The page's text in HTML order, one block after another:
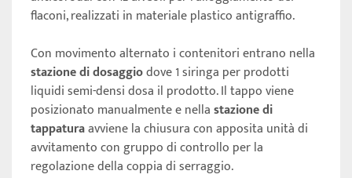
flaconi, realizzati in materiale plastico antigraffio.
stazione di dosaggio dove 1 siringa per prodotti
liquidi semi-densi dosa il prodotto. Il tappo viene
posizionato manualmente e nella stazione di
tappatura avviene la chiusura con apposita unità di
avvitamento con gruppo di controllo per la
regolazione della coppia di serraggio.